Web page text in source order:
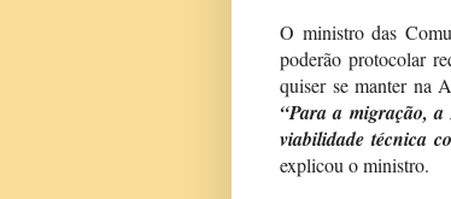
O ministro das
poderão protocolar
quiser se manter na
“Para a migração,
viabilidade técnica
explicou o ministro.